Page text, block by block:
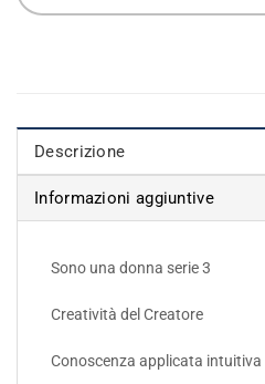
Descrizione
Informazioni aggiuntive
Sono una donna serie 3
Creatività del Creatore
Conoscenza applicata intuitiva